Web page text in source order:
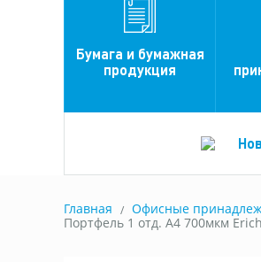
Бумага и бумажная
продукция
Главная Офисные
Портфель 1 отд. А4 700мкм